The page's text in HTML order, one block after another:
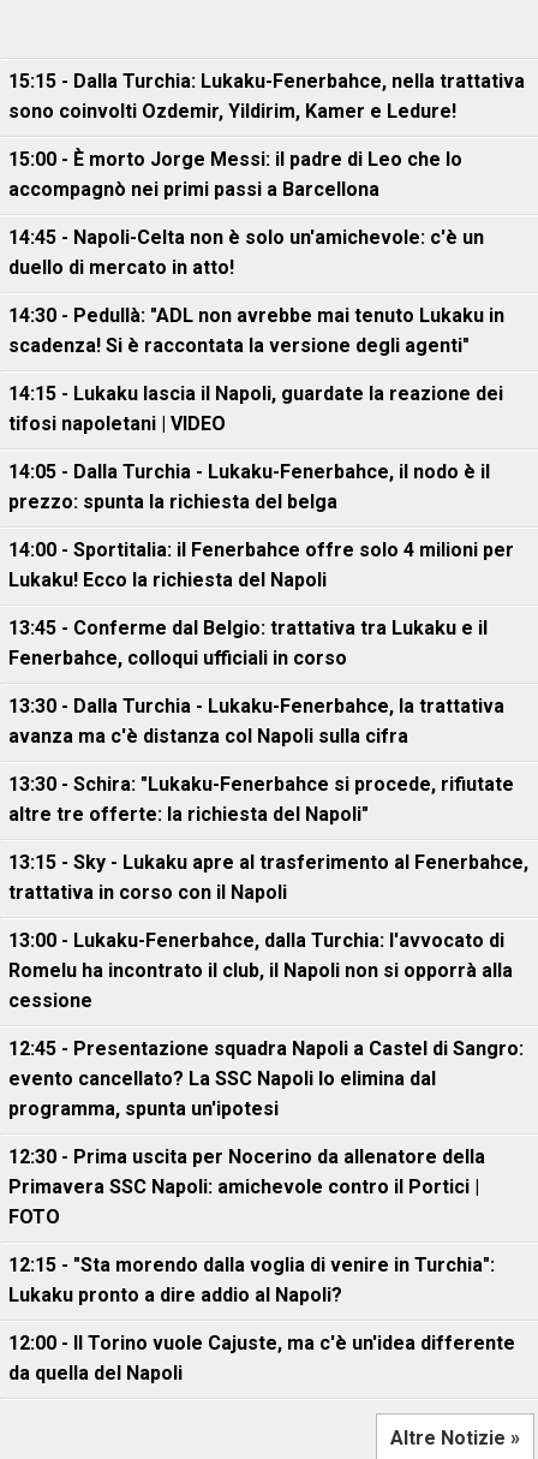
15:15 - Dalla Turchia: Lukaku-Fenerbahce, nella trattativa
sono coinvolti Ozdemir, Yildirim, Kamer e Ledure!
15:00 - È morto Jorge Messi: il padre di Leo che lo
accompagnò nei primi passi a Barcellona
14:45 - Napoli-Celta non è solo un'amichevole: c'è un
duello di mercato in atto!
14:30 - Pedullà: "ADL non avrebbe mai tenuto Lukaku in
scadenza! Si è raccontata la versione degli agenti"
14:15 - Lukaku lascia il Napoli, guardate la reazione dei
tifosi napoletani | VIDEO
14:05 - Dalla Turchia - Lukaku-Fenerbahce, il nodo è il
prezzo: spunta la richiesta del belga
14:00 - Sportitalia: il Fenerbahce offre solo 4 milioni per
Lukaku! Ecco la richiesta del Napoli
13:45 - Conferme dal Belgio: trattativa tra Lukaku e il
Fenerbahce, colloqui ufficiali in corso
13:30 - Dalla Turchia - Lukaku-Fenerbahce, la trattativa
avanza ma c'è distanza col Napoli sulla cifra
13:30 - Schira: "Lukaku-Fenerbahce si procede, rifiutate
altre tre offerte: la richiesta del Napoli"
13:15 - Sky - Lukaku apre al trasferimento al Fenerbahce,
trattativa in corso con il Napoli
13:00 - Lukaku-Fenerbahce, dalla Turchia: l'avvocato di
Romelu ha incontrato il club, il Napoli non si opporrà alla
cessione
12:45 - Presentazione squadra Napoli a Castel di Sangro:
evento cancellato? La SSC Napoli lo elimina dal
programma, spunta un'ipotesi
12:30 - Prima uscita per Nocerino da allenatore della
Primavera SSC Napoli: amichevole contro il Portici |
FOTO
12:15 - "Sta morendo dalla voglia di venire in Turchia":
Lukaku pronto a dire addio al Napoli?
12:00 - Il Torino vuole Cajuste, ma c'è un'idea differente
da quella del Napoli
Altre Notizie »